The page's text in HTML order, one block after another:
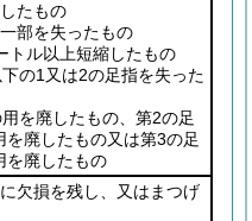
たもの
部を失ったもの
ル以上短縮したもの
の1又は2の足指を失った
を廃したもの、第2の足
廃したもの又は第3の足
を廃したもの
欠損を残し、又はまつげ